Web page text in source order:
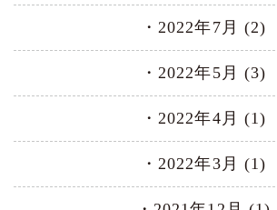
2022年7月 (2)
2022年5月 (3)
2022年4月 (1)
2022年3月 (1)